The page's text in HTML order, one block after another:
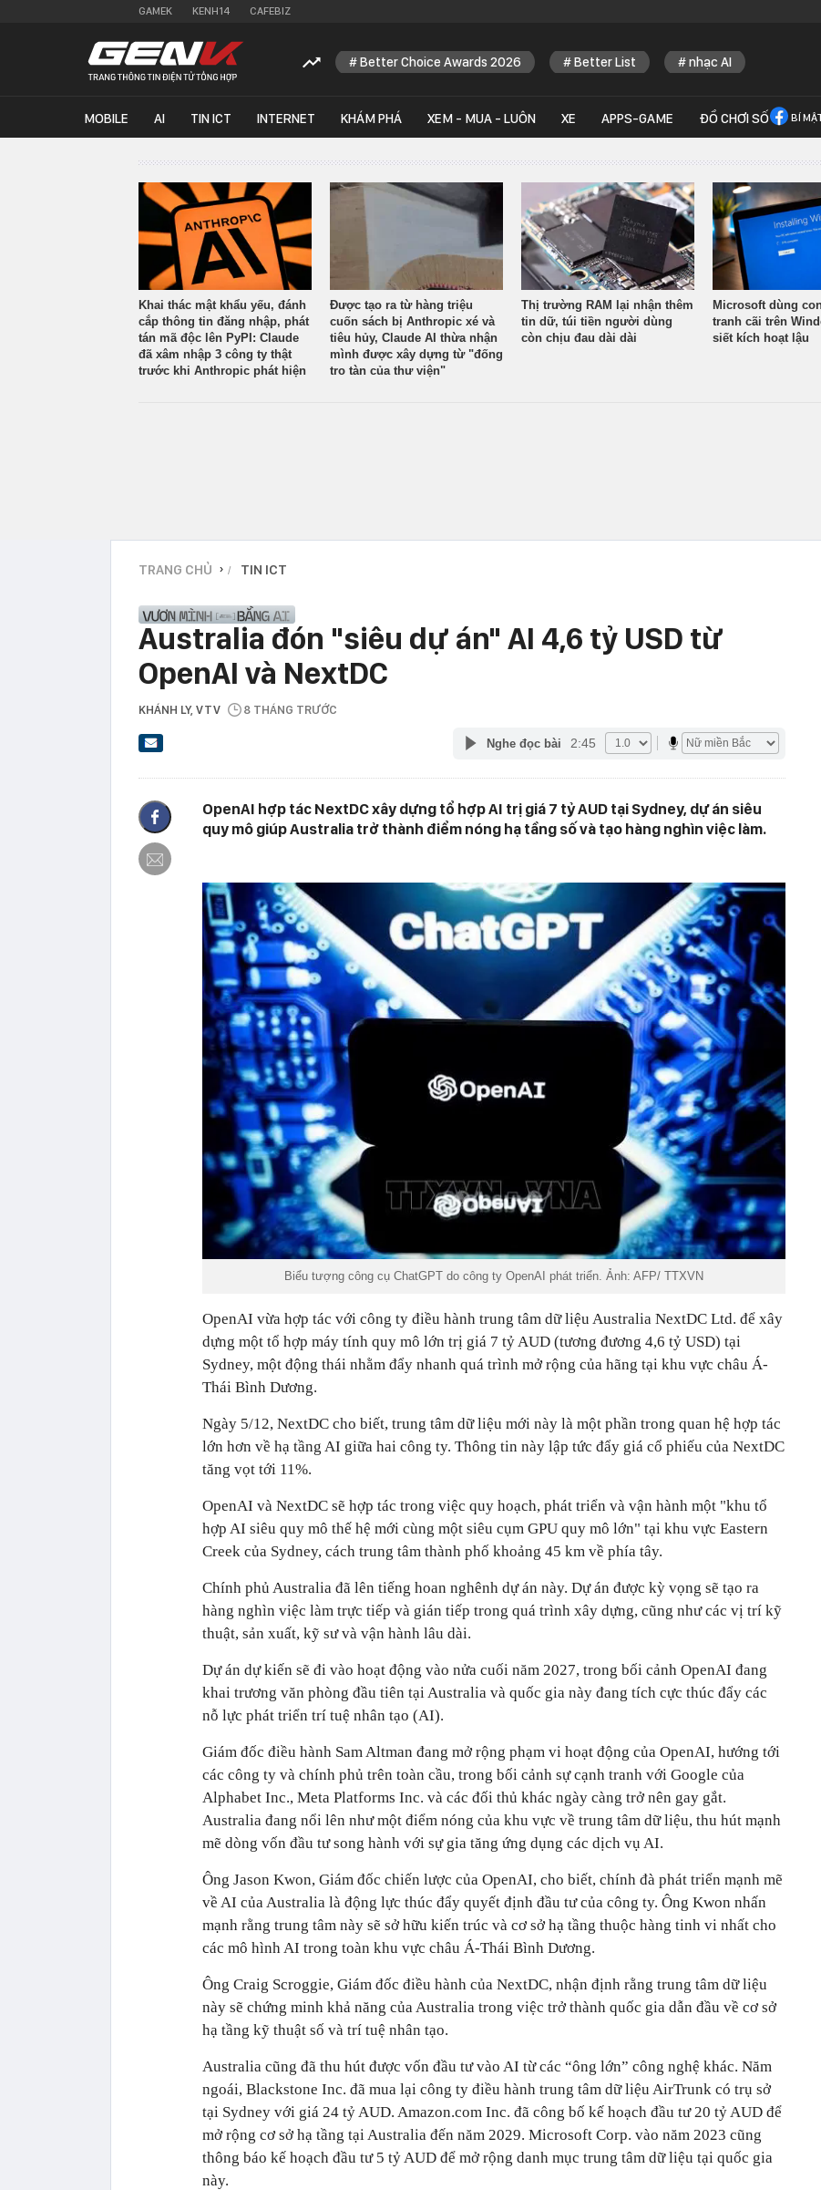
GAMEK KENH14 CAFEBIZ
Better Choice Awards 2026 Better List nhạc AI
MOBILE AI TIN ICT INTERNET KHÁM PHÁ XEM - MUA - LUÔN XE APPS-GAME ĐỒ CHƠI SỐ BÍ
Khai thác mật khẩu yếu, đánh
cắp thông tin đăng nhập, phát
tán mã độc lên PyPI: Claude
đã xâm nhập 3 công ty thật
trước khi Anthropic phát hiện
Được tạo ra từ hàng triệu
cuốn sách bị Anthropic xé và
tiêu hủy, Claude AI thừa nhận
mình được xây dựng từ "đống
tro tàn của thư viện"
Thị trường RAM lại nhận thêm
tin dữ, túi tiền người dùng
còn chịu đau dài dài
Microsoft dùng
tranh cãi trên
siết kích hoạt lậu
TRANG CHỦ › TIN ICT
Australia đón "siêu dự án" AI 4,6 tỷ USD từ
OpenAI và NextDC
KHÁNH LY, VTV 8 THÁNG TRƯỚC
Nghe đọc bài 2:45
OpenAI hợp tác NextDC xây dựng tổ hợp AI trị giá 7 tỷ AUD tại Sydney, dự án siêu
quy mô giúp Australia trở thành điểm nóng hạ tầng số và tạo hàng nghìn việc làm.
Biểu tượng công cụ ChatGPT do công ty OpenAI phát triển. Ảnh: AFP/ TTXVN
OpenAI vừa hợp tác với công ty điều hành trung tâm dữ liệu Australia NextDC Ltd. để xây
dựng một tổ hợp máy tính quy mô lớn trị giá 7 tỷ AUD (tương đương 4,6 tỷ USD) tại
Sydney, một động thái nhằm đẩy nhanh quá trình mở rộng của hãng tại khu vực châu Á-
Thái Bình Dương.
Ngày 5/12, NextDC cho biết, trung tâm dữ liệu mới này là một phần trong quan hệ hợp tác
lớn hơn về hạ tầng AI giữa hai công ty. Thông tin này lập tức đẩy giá cổ phiếu của NextDC
tăng vọt tới 11%.
OpenAI và NextDC sẽ hợp tác trong việc quy hoạch, phát triển và vận hành một "khu tổ
hợp AI siêu quy mô thế hệ mới cùng một siêu cụm GPU quy mô lớn" tại khu vực Eastern
Creek của Sydney, cách trung tâm thành phố khoảng 45 km về phía tây.
Chính phủ Australia đã lên tiếng hoan nghênh dự án này. Dự án được kỳ vọng sẽ tạo ra
hàng nghìn việc làm trực tiếp và gián tiếp trong quá trình xây dựng, cũng như các vị trí kỹ
thuật, sản xuất, kỹ sư và vận hành lâu dài.
Dự án dự kiến sẽ đi vào hoạt động vào nửa cuối năm 2027, trong bối cảnh OpenAI đang
khai trương văn phòng đầu tiên tại Australia và quốc gia này đang tích cực thúc đẩy các
nỗ lực phát triển trí tuệ nhân tạo (AI).
Giám đốc điều hành Sam Altman đang mở rộng phạm vi hoạt động của OpenAI, hướng tới
các công ty và chính phủ trên toàn cầu, trong bối cảnh sự cạnh tranh với Google của
Alphabet Inc., Meta Platforms Inc. và các đối thủ khác ngày càng trở nên gay gắt.
Australia đang nổi lên như một điểm nóng của khu vực về trung tâm dữ liệu, thu hút mạnh
mẽ dòng vốn đầu tư song hành với sự gia tăng ứng dụng các dịch vụ AI.
Ông Jason Kwon, Giám đốc chiến lược của OpenAI, cho biết, chính đà phát triển mạnh mẽ
về AI của Australia là động lực thúc đẩy quyết định đầu tư của công ty. Ông Kwon nhấn
mạnh rằng trung tâm này sẽ sở hữu kiến trúc và cơ sở hạ tầng thuộc hàng tinh vi nhất cho
các mô hình AI trong toàn khu vực châu Á-Thái Bình Dương.
Ông Craig Scroggie, Giám đốc điều hành của NextDC, nhận định rằng trung tâm dữ liệu
này sẽ chứng minh khả năng của Australia trong việc trở thành quốc gia dẫn đầu về cơ sở
hạ tầng kỹ thuật số và trí tuệ nhân tạo.
Australia cũng đã thu hút được vốn đầu tư vào AI từ các “ông lớn” công nghệ khác. Năm
ngoái, Blackstone Inc. đã mua lại công ty điều hành trung tâm dữ liệu AirTrunk có trụ sở
tại Sydney với giá 24 tỷ AUD. Amazon.com Inc. đã công bố kế hoạch đầu tư 20 tỷ AUD để
mở rộng cơ sở hạ tầng tại Australia đến năm 2029. Microsoft Corp. vào năm 2023 cũng
thông báo kế hoạch đầu tư 5 tỷ AUD để mở rộng danh mục trung tâm dữ liệu tại quốc gia
này.